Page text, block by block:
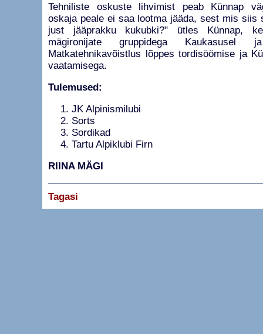
Tehniliste oskuste lihvimist peab Künnap
oskaja peale ei saa lootma jääda, sest mis siis
just jääprakku kukubki?" ütles Künnap,
mägironijate gruppidega
Matkatehnikavõistlus lõppes tordisöömise ja
vaatamisega.
Tulemused:
JK Alpinismilubi
Sorts
Sordikad
Tartu Alpiklubi Firn
RIINA MÄGI
Tagasi